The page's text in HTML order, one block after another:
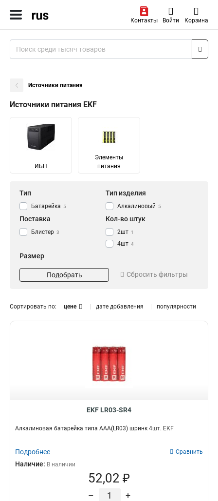
Контакты Войти Корзина
Источники питания
Источники питания EKF
ИБП
Элементы
питания
Тип
Батарейка 5
Тип изделия
Алкалиновый 5
Поставка
Блистер 3
Кол-во штук
2шт 1
4шт 4
Размер
CLR14 1
АААLR03 2
Подобрать Сбросить фильтры
Сортировать по: цене дате добавления популярности
EKF LR03-SR4
Алкалиновая батарейка типа ААА(LR03) шринк 4шт. EKF
Подробнее Сравнить
Наличие: В наличии
52,02 ₽
– +